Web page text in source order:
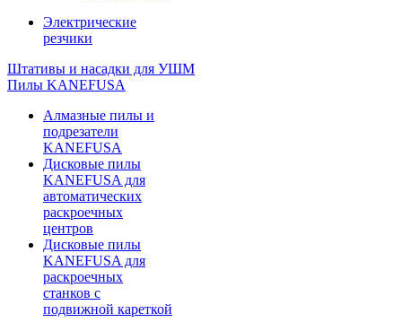
Электрические
резчики
Штативы и насадки для УШМ
Пилы KANEFUSA
Алмазные пилы и
подрезатели
KANEFUSA
Дисковые пилы
KANEFUSA для
автоматических
раскроечных
центров
Дисковые пилы
KANEFUSA для
раскроечных
станков с
подвижной кареткой